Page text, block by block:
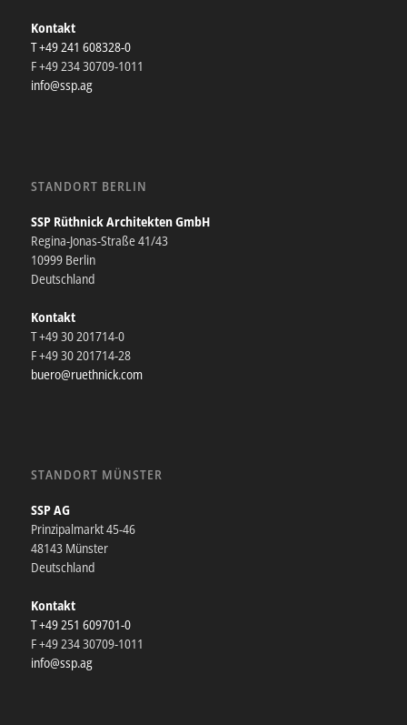
Kontakt
T +49 241 608328-0
F +49 234 30709-1011
info@ssp.ag
STANDORT BERLIN
SSP Rüthnick Architekten GmbH
Regina-Jonas-Straße 41/43
10999 Berlin
Deutschland
Kontakt
T +49 30 201714-0
F +49 30 201714-28
buero@ruethnick.com
STANDORT MÜNSTER
SSP AG
Prinzipalmarkt 45-46
48143 Münster
Deutschland
Kontakt
T +49 251 609701-0
F +49 234 30709-1011
info@ssp.ag